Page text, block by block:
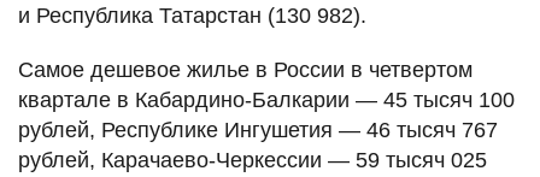
и Республика Татарстан (130 982).
Самое дешевое жилье в России в четвертом
квартале в Кабардино-Балкарии — 45 тысяч 100
рублей, Республике Ингушетия — 46 тысяч 767
рублей, Карачаево-Черкессии — 59 тысяч 025